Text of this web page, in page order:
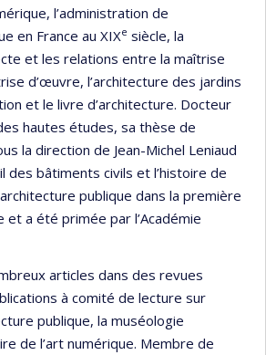
l’administration de
en France au XIXe siècle, la
et les relations entre la maîtrise
d’œuvre, l’architecture des jardins
et le livre d’architecture. Docteur
hautes études, sa thèse de
la direction de Jean-Michel Leniaud
des bâtiments civils et l’histoire de
publique dans la première
et a été primée par l’Académie
articles dans des revues
à comité de lecture sur
publique, la muséologie
de l’art numérique. Membre de